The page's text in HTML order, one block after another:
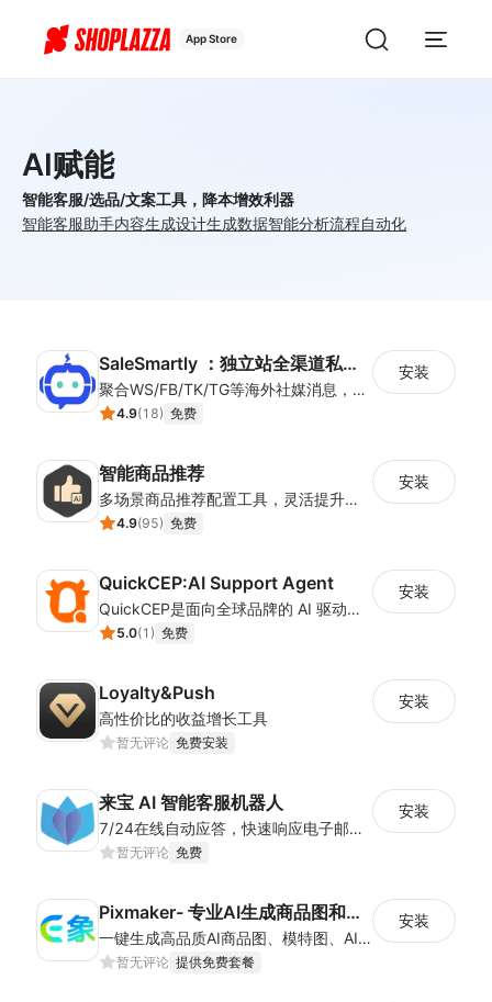
App Store
AI赋能
智能客服/选品/文案工具，降本增效利器
智能客服助手内容生成设计生成数据智能分析流程自动化
SaleSmartly ：独立站全渠道私域神器
聚合WS/FB/TK/TG等海外社媒消息，一站式集中管理，集成客户管理（SCRM）、多语言实时翻译及智能群发功能，助力独立站卖家高效协同跨境沟通。
4.9(18) 免费
安装
智能商品推荐
多场景商品推荐配置工具，灵活提升店铺转化效果
4.9(95) 免费
安装
QuickCEP:AI Support Agent
QuickCEP是面向全球品牌的 AI 驱动全渠道客户服务与营销平台。
5.0(1 ) 免费
安装
Loyalty&Push
高性价比的收益增长工具
暂无评论 免费安装
安装
来宝 AI 智能客服机器人
7/24在线自动应答，快速响应电子邮件、Facebook等多种渠道客户咨询，支持100+种语言，助力跨境电商服务全球买家
暂无评论 免费
安装
Pixmaker- 专业AI生成商品图和模特图工具
一键生成高品质AI商品图、模特图、AI试穿、商品视频！
暂无评论 提供免费套餐
安装